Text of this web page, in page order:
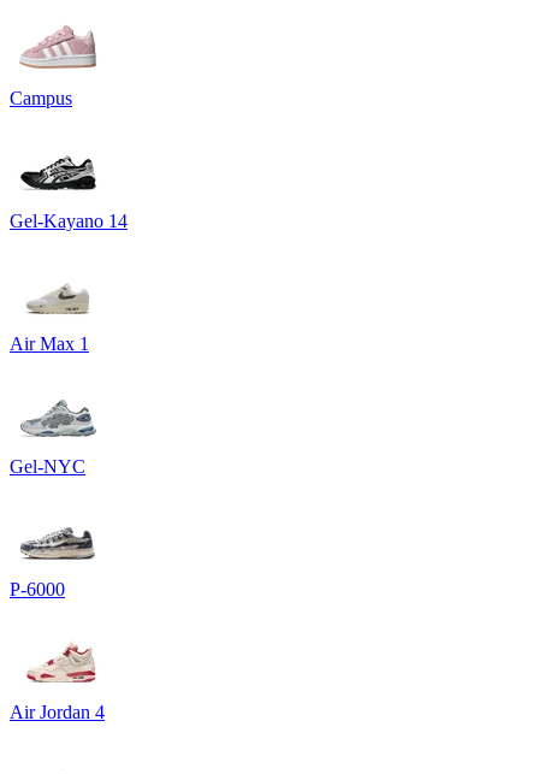
Campus
Gel-Kayano 14
Air Max 1
Gel-NYC
P-6000
Air Jordan 4